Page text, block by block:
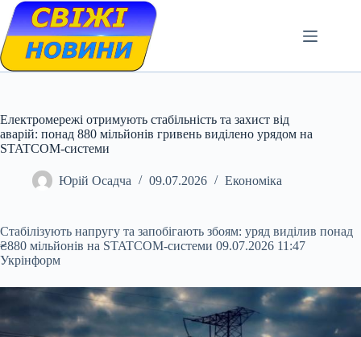
Skip
content
Електромережі отримують стабільність та захист від
аварій: понад 880 мільйонів гривень виділено урядом на
STATCOM-системи
Юрій Осадча 09.07.2026 Економіка
Стабілізують напругу та запобігають збоям: уряд виділив понад
₴880 мільйонів на STATCOM-системи 09.07.2026 11:47
Укрінформ